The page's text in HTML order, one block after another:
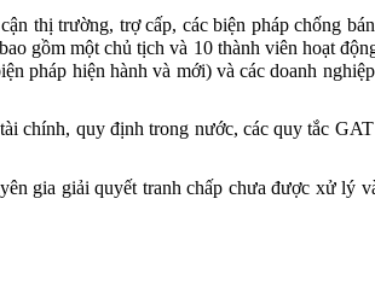
cận thị trường, trợ cấp, các biện pháp chống bán
gồm một chủ tịch và 10 thành viên hoạt
pháp hiện hành và mới) và các doanh nghiệp
tài chính, quy định trong nước, các quy tắc
gia giải quyết tranh chấp chưa được xử lý